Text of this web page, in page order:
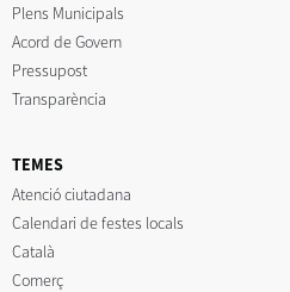
Plens Municipals
Acord de Govern
Pressupost
Transparència
TEMES
Atenció ciutadana
Calendari de festes locals
Català
Comerç